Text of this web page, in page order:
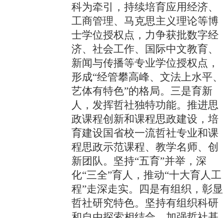
科为牵引，持续培育应用经济、
工商管理、马克思主义理论等博
士学位授权点，力争获批数字经
济、社会工作、国际中文教育、
新闻与传播等专业学位授权点，
形成“经管攀高峰、文法上水平、
艺体有特色”的格局。三是育新
人，发挥哲社独特功能。推进思
政课程创新和课程思政建设，培
育建设国省校一流哲社专业和课
程思政示范课程、教学名师、创
新团队。坚持“五育”并举，深
化“三全”育人，推动“十大育人工
程”走深走实。四是有组织，彰显
哲社研究特色。坚持有组织科研